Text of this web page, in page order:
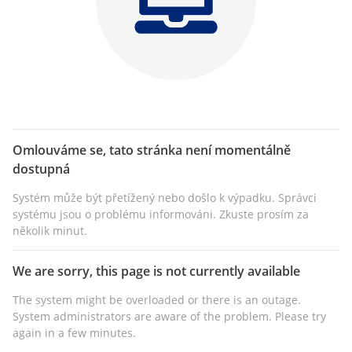
Omlouváme se, tato stránka není momentálně
dostupná
Systém může být přetížený nebo došlo k výpadku. Správci
systému jsou o problému informováni. Zkuste prosím za
několik minut.
We are sorry, this page is not currently available
The system might be overloaded or there is an outage.
System administrators are aware of the problem. Please try
again in a few minutes.